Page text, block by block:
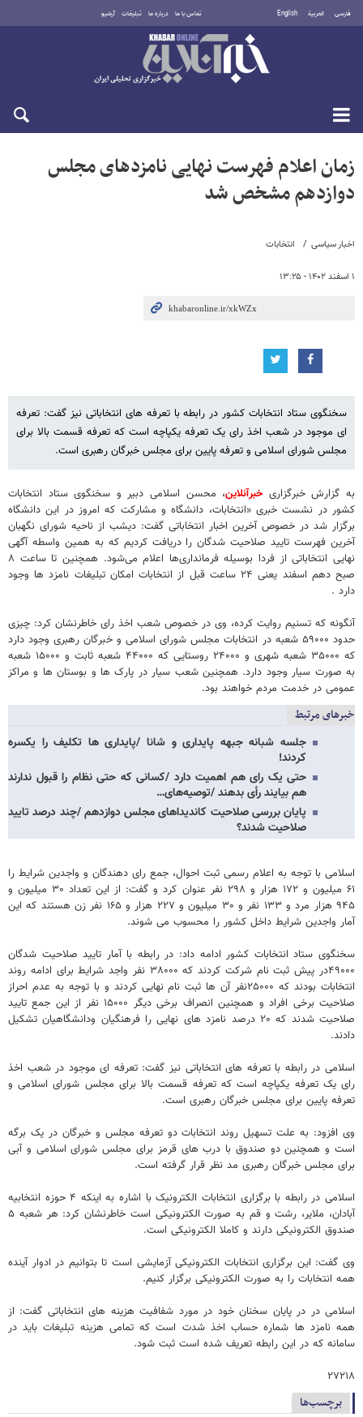
فارسی العربية English تماس با ما درباره ما تبلیغات آرشیو
جمعه ۱۶ مرداد ۱۴۰۵
اخبار سیاسی انتخابات
۱ اسفند ۱۴۰۲ - ۱۳:۲۵
زمان اعلام فهرست نهایی نامزدهای مجلس
دوازدهم مشخص شد
سخنگوی ستاد انتخابات کشور در رابطه با تعرفه های انتخاباتی نیز گفت: تعرفه
ای موجود در شعب اخذ رای یک تعرفه یکپاچه است که تعرفه قسمت بالا برای
مجلس شورای اسلامی و تعرفه پایین برای مجلس خبرگان رهبری است.
به گزارش خبرگزاریخبرآنلاین، محسن اسلامی دبیر و سخنگوی ستاد انتخابات
کشور در نشست خبری «انتخابات، دانشگاه و مشارکت که امروز در این دانشگاه
برگزار شد در خصوص آخرین اخبار انتخاباتی گفت: دیشب از ناحیه شورای نگهبان
آخرین فهرست تایید صلاحیت شدگان را دریافت کردیم که به همین واسطه آگهی
نهایی انتخاباتی از فردا بوسیله فرمانداری‌ها اعلام می‌شود. همچنین تا ساعت ۸
صبح دهم اسفند یعنی ۲۴ ساعت قبل از انتخابات امکان تبلیغات نامزد ها وجود
دارد .
آنگونه که تسنیم روایت کرده، وی در خصوص شعب اخذ رای خاطرنشان کرد: چیزی
حدود ۵۹۰۰۰ شعبه در انتخابات مجلس شورای اسلامی و خبرگان رهبری وجود دارد
که ۳۵۰۰۰ شعبه شهری و ۲۴۰۰۰ روستایی که ۴۴۰۰۰ شعبه ثابت و ۱۵۰۰۰ شعبه
به صورت سیار وجود دارد. همچنین شعب سیار در پارک ها و بوستان ها و مراکز
عمومی در خدمت مردم خواهند بود.
خبرهای مرتبط
جلسه شبانه جبهه پایداری و شانا /پایداری ها تکلیف را یکسره
کردند!
حتی یک رای هم اهمیت دارد /کسانی که حتی نظام را قبول ندارند
هم بیایند رأی بدهند /توصیه‌های…
پایان بررسی صلاحیت کاندیداهای مجلس دوازدهم /چند درصد تایید
صلاحیت شدند؟
اسلامی با توجه به اعلام رسمی ثبت احوال، جمع رای دهندگان و واجدین شرایط را
۶۱ میلیون و ۱۷۲ هزار و ۲۹۸ نفر عنوان کرد و گفت: از این تعداد ۳۰ میلیون و
۹۴۵ هزار مرد و ۱۳۳ نفر و ۳۰ میلیون و ۲۲۷ هزار و ۱۶۵ نفر زن هستند که این
آمار واجدین شرایط داخل کشور را محسوب می شوند.
سخنگوی ستاد انتخابات کشور ادامه داد: در رابطه با آمار تایید صلاحیت شدگان
۴۹۰۰۰در پیش ثبت نام شرکت کردند که ۳۸۰۰۰ نفر واجد شرایط برای ادامه روند
انتخابات بودند که ۲۵۰۰۰نفر آن ها ثبت نام نهایی کردند و با توجه به عدم احراز
صلاحیت برخی افراد و همچنین انصراف برخی دیگر ۱۵۰۰۰ نفر از این جمع تایید
صلاحیت شدند که ۲۰ درصد نامزد های نهایی را فرهنگیان ودانشگاهیان تشکیل
دادند.
اسلامی در رابطه با تعرفه های انتخاباتی نیز گفت: تعرفه ای موجود در شعب اخذ
رای یک تعرفه یکپاچه است که تعرفه قسمت بالا برای مجلس شورای اسلامی و
تعرفه پایین برای مجلس خبرگان رهبری است.
وی افزود: به علت تسهیل روند انتخابات دو تعرفه مجلس و خبرگان در یک برگه
است و همچنین دو صندوق با درب های قرمز برای مجلس شورای اسلامی و آبی
برای مجلس خبرگان رهبری مد نظر قرار گرفته است.
اسلامی در رابطه با برگزاری انتخابات الکترونیک با اشاره به اینکه ۴ حوزه انتخابیه
آبادان، ملایر، رشت و قم به صورت الکترونیکی است خاطرنشان کرد: هر شعبه ۵
صندوق الکترونیکی دارند و کاملا الکترونیکی است.
وی گفت: این برگزاری انتخابات الکترونیکی آزمایشی است تا بتوانیم در ادوار آینده
همه انتخابات را به صورت الکترونیکی برگزار کنیم.
اسلامی در در پایان سخنان خود در مورد شفافیت هزینه های انتخاباتی گفت: از
همه نامزد ها شماره حساب اخذ شدت است که تمامی هزینه تبلیغات باید در
سامانه که در این رابطه تعریف شده است ثبت شود.
۲۷۲۱۸
برچسب‌ها